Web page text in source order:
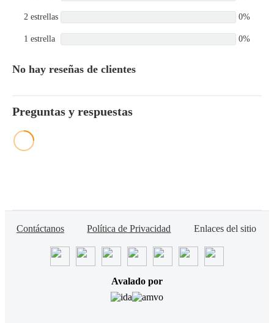
2 estrellas 0%
1 estrella 0%
No hay reseñas de clientes
Preguntas y respuestas
Contáctanos Política de Privacidad Enlaces del sitio
Avalado por